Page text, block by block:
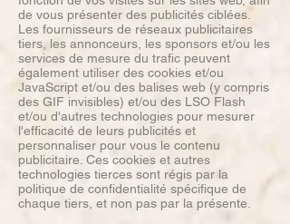
de vous présenter des publicités ciblées.
Les fournisseurs de réseaux publicitaires
tiers, les annonceurs, les sponsors et/ou les
services de mesure du trafic peuvent
également utiliser des cookies et/ou
JavaScript et/ou des balises web (y compris
des GIF invisibles) et/ou des LSO Flash
et/ou d'autres technologies pour mesurer
l'efficacité de leurs publicités et
personnaliser pour vous le contenu
publicitaire. Ces cookies et autres
technologies tierces sont régis par la
politique de confidentialité spécifique de
chaque tiers, et non pas par la présente.